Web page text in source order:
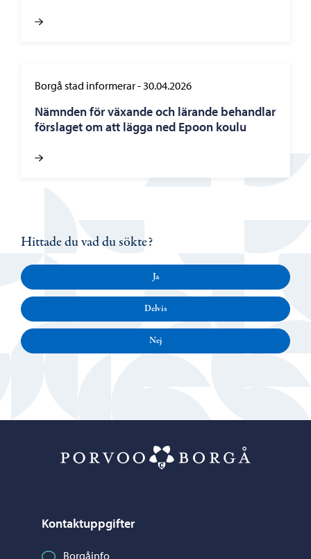
Borgå stad informerar-30.04.2026
Nämnden för växande och lärande behandlar
förslaget om att lägga ned Epoon koulu
Hittade du vad du sökte?
Ja
Delvis
Nej
Kontaktuppgifter
Borgåinfo